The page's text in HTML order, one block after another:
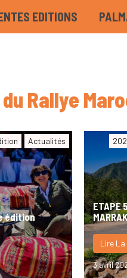
EDITIONS
Rallye
Actualités
édition
ETAPE
Lire
3 avril